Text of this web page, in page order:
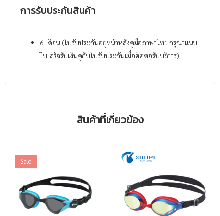
การรับประกันสินค้า
6 เดือน (ใบรับประกันอยู่หน้าหลังคู่มือภาษาไทย กรุณาแนบ
ใบเสร็จรับเงินคู่กับใบรับประกันเมื่อติดต่อรับบริการ)
สินค้าที่เกี่ยวข้อง
Sale